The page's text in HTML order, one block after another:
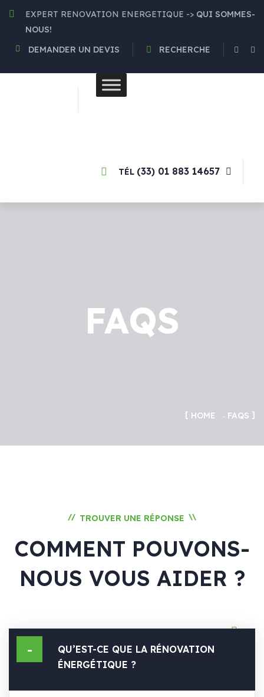
EXPERT RENOVATION ENERGETIQUE -> QUI SOMMES-
NOUS!
DEMANDER UN DEVIS
RECHERCHE
TÉL (33) 01 883 14657
FAQS
HOME FAQS
// \\
TROUVER UNE RÉPONSE
COMMENT POUVONS-
NOUS VOUS AIDER ?
QU’EST-CE QUE LA RÉNOVATION
ÉNERGÉTIQUE ?
Optimisez VotreConfortavec
nosSolutions de Chauffage
Éco-Responsables
panneaux solaires! 🌿
gouvernementales
! 🌞
En Savoir plus !